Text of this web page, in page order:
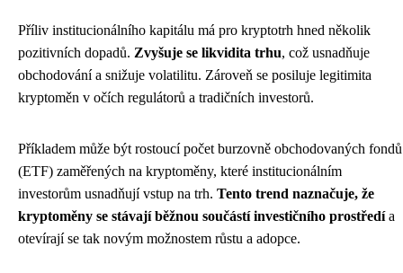
Příliv institucionálního kapitálu má pro kryptotrh hned několik
pozitivních dopadů. Zvyšuje se likvidita trhu, což usnadňuje
obchodování a snižuje volatilitu. Zároveň se posiluje legitimita
kryptoměn v očích regulátorů a tradičních investorů.
Příkladem může být rostoucí počet burzovně obchodovaných fondů
(ETF) zaměřených na kryptoměny, které institucionálním
investorům usnadňují vstup na trh. Tento trend naznačuje, že
kryptoměny se stávají běžnou součástí investičního prostředía
otevírají se tak novým možnostem růstu a adopce.